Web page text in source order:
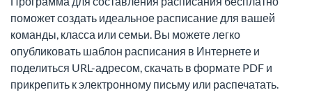
поможет создать идеальное расписание для вашей
команды, класса или семьи. Вы можете легко
опубликовать шаблон расписания в Интернете и
поделиться URL-адресом, скачать в формате PDF и
прикрепить к электронному письму или распечатать.